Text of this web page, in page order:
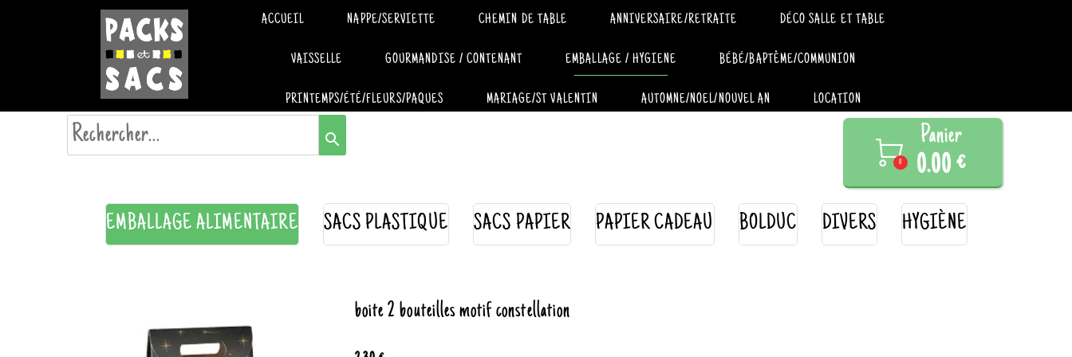
ACCUEIL NAPPE/SERVIETTE CHEMIN DE TABLE ANNIVERSAIRE/RETRAITE DÉCO SALLE ET TABLE
VAISSELLE GOURMANDISE / CONTENANT EMBALLAGE / HYGIENE BÉBÉ/BAPTÊME/COMMUNION
PRINTEMPS/ÉTÉ/FLEURS/PAQUES MARIAGE/ST VALENTIN AUTOMNE/NOEL/NOUVEL AN LOCATION
search 
0
Panier
0.00 €
EMBALLAGE ALIMENTAIRE SACS PLASTIQUE SACS PAPIER PAPIER CADEAU BOLDUC DIVERS HYGIÈNE
boite 2 bouteilles motif constellation